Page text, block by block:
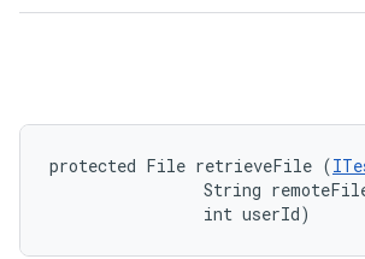
protected File retrieveFile (
String
                int userId)